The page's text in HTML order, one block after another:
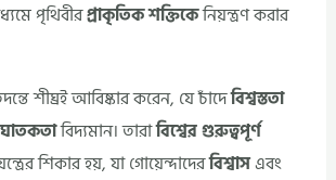
পৃথিবীরপ্রাকৃতিক শক্তিকেনিয়ন্ত্রণ করার
শীঘ্রই আবিষ্কার করেন, যে চাঁদেবিশ্বস্ততা
বিদ্যমান। তারাবিশ্বের গুরুত্বপূর্ণ
শিকার হয়, যা গোয়েন্দাদেরবিশ্বাসএবং